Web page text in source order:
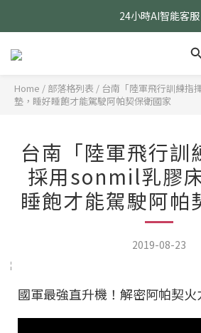
24小時AI智能客服
24小時AI智能客服
指定醫療級款式 贈乳
Home / 部落格列表 / 台南「陸軍飛行訓練指
墊，睡好睡飽才能駕駛阿帕契保衛國家
台南「陸軍飛行訓
採用sonmil乳膠
睡飽才能駕駛阿帕
2019-08-23
國軍最強直升機！解密阿帕契火